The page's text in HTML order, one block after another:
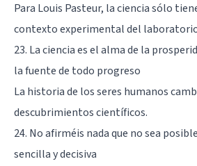
Para Louis Pasteur, la ciencia sólo
contexto experimental del
23. La ciencia es el alma de la
la fuente de todo progreso
La historia de los seres humanos
descubrimientos científicos.
24. No afirméis nada que no sea
sencilla y decisiva